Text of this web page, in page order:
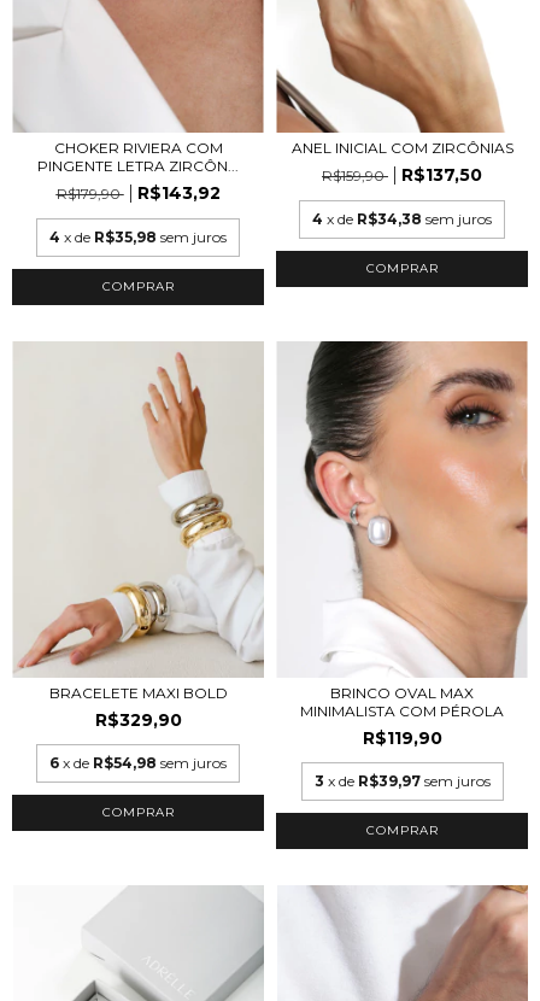
CHOKER RIVIERA COM
PINGENTE LETRA ZIRCÔN...
R$179,90
R$143,92
4 x de R$35,98 sem juros
COMPRAR
ANEL INICIAL COM ZIRCÔNIAS
R$159,90
R$137,50
4 x de R$34,38 sem juros
COMPRAR
BRACELETE MAXI BOLD
R$329,90
6 x de R$54,98 sem juros
COMPRAR
BRINCO OVAL MAX
MINIMALISTA COM PÉROLA
R$119,90
3 x de R$39,97 sem juros
COMPRAR